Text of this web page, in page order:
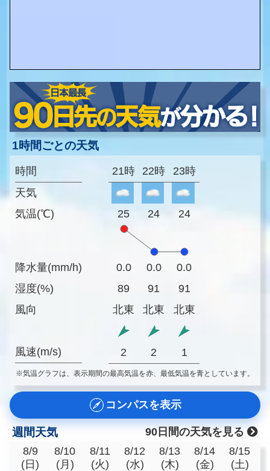
1時間ごとの天気
時間
天気
気温(℃)
降水量(mm/h)
湿度(%)
風向
風速(m/s)
21時 22時 23時
25 24 24
0.0 0.0
0.0
89
91
91
北東
北東 北東
2 2 1
※気温グラフは、表示期間の最高気温を赤、最低気温を青としています。
コンパスを表示
週間天気
90日間の天気を見る
8/9
(日)
8/10
(月)
8/11
(火)
8/12
(水)
8/13
(木)
8/14
(金)
8/15
(土)